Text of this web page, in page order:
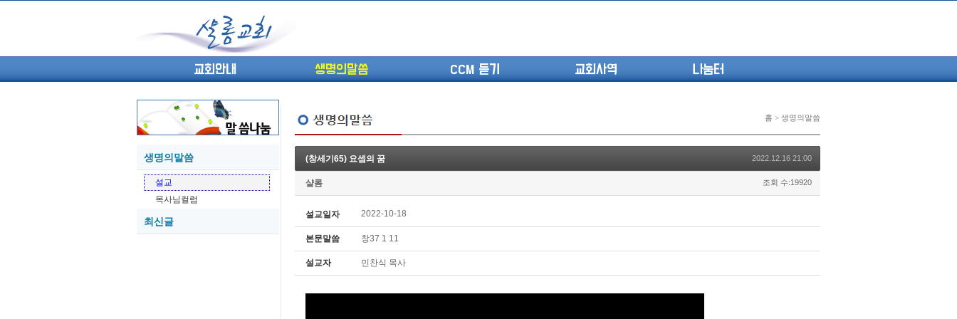
교회안내 생명의말씀 CCM 듣기 교회사역 나눔터
생명의말씀
설교
목사님컬럼
최신글
05-26 (고린도전서12) 고전7:23-40 ...
05-20 (고린도전서10) 고전6:1~11 ...
05-20 (고린도전서9) 고전5:1-13 ...
05-18 (고린도전서7) 고전4:1-8 판...
홈 > 생명의말씀
(창세기65) 요셉의 꿈 2022.12.16 21:00
샬롬 조회 수:19920
설교일자 2022-10-18
본문말씀 창37 1 11
설교자 민찬식 목사